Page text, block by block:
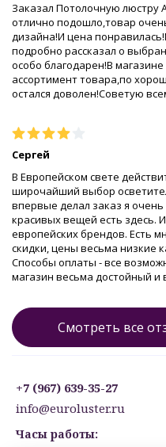
Заказал Потолочную люстру
отлично подошло,товар
дизайна!И цена
подробно рассказал о
особо благодарен!В
ассортимент товара,по
остался доволен!Советую
Сергей
В Европейском свете
широчайший выбор
впервые делал заказ я очень
красивых вещей есть здесь.
европейских брендов. Есть
скидки, цены весьма низкие
Способы оплаты - все
магазин весьма достойный и
Смотреть все
+7 (967) 639-35-27
info@euroluster.ru
Часы работы: